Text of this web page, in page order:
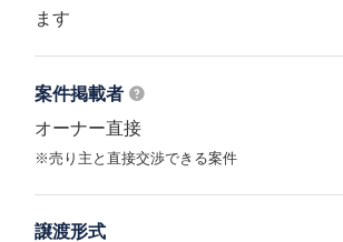
ます
案件掲載者
オーナー直接
※売り主と直接交渉できる案件
譲渡形式